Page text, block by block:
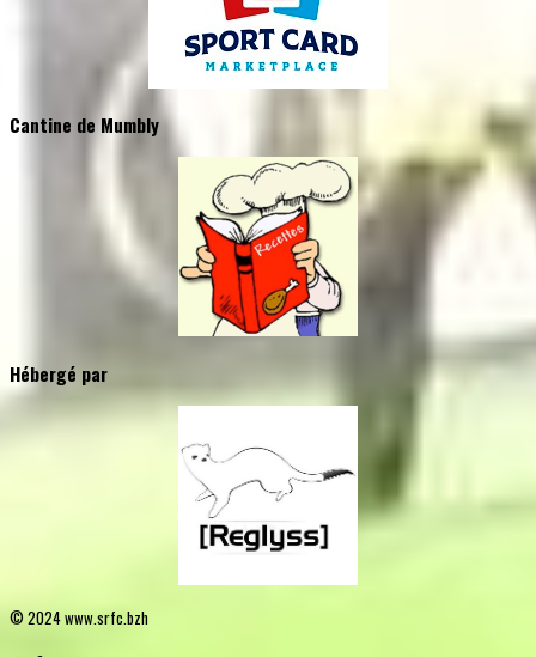
Cantine de Mumbly
Hébergé par
© 2024 www.srfc.bzh